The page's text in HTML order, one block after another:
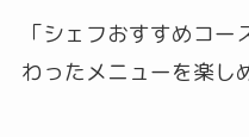
「シェフおすすめコ
わったメニューを楽